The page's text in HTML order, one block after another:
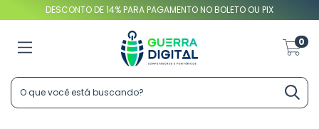
DESCONTO DE 14% PARA PAGAMENTO NO BOLETO OU PIX
0